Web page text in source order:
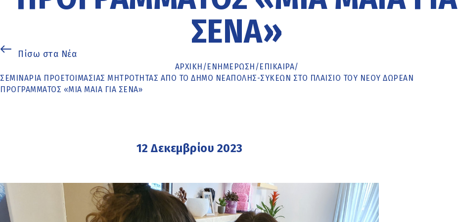
ΣΈΝΑ»
Πίσω στα Νέα
ΑΡΧΙΚΉ /ΕΝΗΜΈΡΩΣΗ /ΕΠΙΚΑΙΡΑ/
ΣΕΜΙΝΆΡΙΑ ΠΡΟΕΤΟΙΜΑΣΊΑΣ ΜΗΤΡΌΤΗΤΑΣ ΑΠΌ ΤΟ ΔΉΜΟ ΝΕΆΠΟΛΗΣ-ΣΥΚΕΏΝ ΣΤΟ ΠΛΑΊΣΙΟ ΤΟΥ ΝΈΟΥ ΔΩΡΕΆΝ
ΠΡΟΓΡΆΜΜΑΤΟΣ «ΜΙΑ ΜΑΊΑ ΓΙΑ ΣΈΝΑ»
12 Δεκεμβρίου 2023